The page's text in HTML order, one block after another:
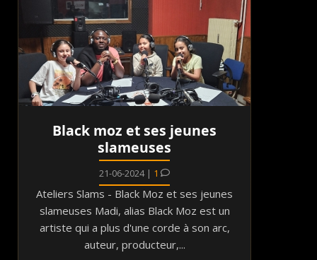
Black moz et ses jeunes
slameuses
21-06-2024 | 1
Ateliers Slams - Black Moz et ses jeunes
slameuses Madi, alias Black Moz est un
artiste qui a plus d'une corde à son arc,
auteur, producteur,...